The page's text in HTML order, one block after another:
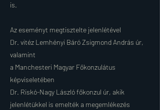
is.
Az eseményt megtisztelte jelenlétével
Dr. vitéz Lemhényi Báró Zsigmond András úr,
valamint
a Manchesteri Magyar Főkonzulátus
képviseletében
Dr. Riskó-Nagy László főkonzul úr, akik
jelenlétükkel is emelték a megemlékezés